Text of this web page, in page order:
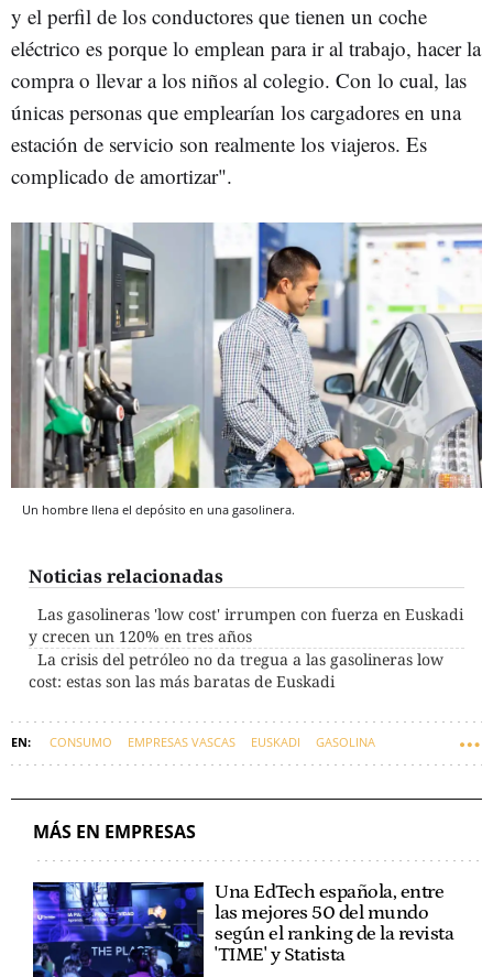
y el perfil de los conductores que tienen un coche
eléctrico es porque lo emplean para ir al trabajo, hacer la
compra o llevar a los niños al colegio. Con lo cual, las
únicas personas que emplearían los cargadores en una
estación de servicio son realmente los viajeros. Es
complicado de amortizar".
Un hombre llena el depósito en una gasolinera.
Noticias relacionadas
Las gasolineras 'low cost' irrumpen con fuerza en Euskadi
y crecen un 120% en tres años
La crisis del petróleo no da tregua a las gasolineras low
cost: estas son las más baratas de Euskadi
CONSUMO EMPRESAS VASCAS EUSKADI GASOLINA
MÁS EN EMPRESAS
Una EdTech española, entre
las mejores 50 del mundo
según el ranking de la revista
'TIME' y Statista